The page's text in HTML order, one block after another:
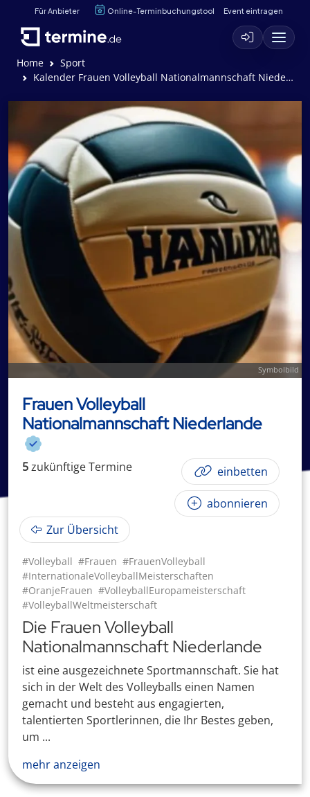
Für Anbieter Online-Terminbuchungstool Event eintragen
Home
Sport
Kalender Frauen Volleyball Nationalmannschaft Niederlande
Symbolbild
Frauen Volleyball
Nationalmannschaft Niederlande
5zukünftigeTermine einbetten
abonnieren
Zur Übersicht
#Volleyball #Frauen #FrauenVolleyball
#InternationaleVolleyballMeisterschaften
#OranjeFrauen #VolleyballEuropameisterschaft
#VolleyballWeltmeisterschaft
Die Frauen Volleyball
Nationalmannschaft Niederlande
ist eine ausgezeichnete Sportmannschaft. Sie hat
sich in der Welt des Volleyballs einen Namen
gemacht und besteht aus engagierten,
talentierten Sportlerinnen, die Ihr Bestes geben,
um ...
mehr anzeigen